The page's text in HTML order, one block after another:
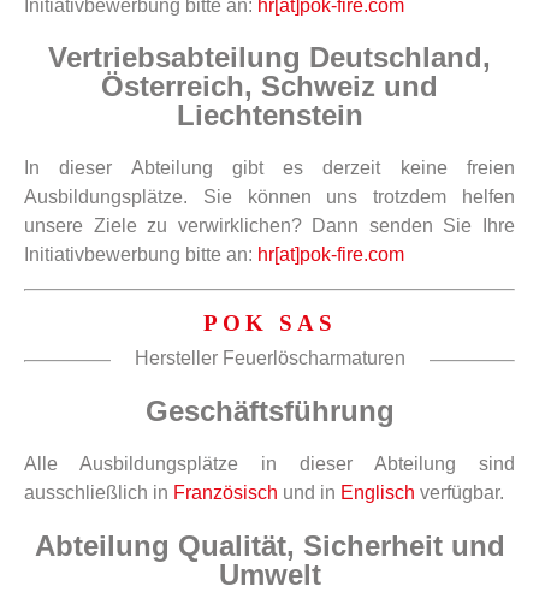
Initiativbewerbung bitte an: hr[at]pok-fire.com
Vertriebsabteilung Deutschland,
Österreich, Schweiz und
Liechtenstein
In dieser Abteilung gibt es derzeit keine freien
Ausbildungsplätze. Sie können uns trotzdem helfen
unsere Ziele zu verwirklichen? Dann senden Sie Ihre
Initiativbewerbung bitte an: hr[at]pok-fire.com
POK SAS
Hersteller Feuerlöscharmaturen
Geschäftsführung
Alle Ausbildungsplätze in dieser Abteilung sind
ausschließlich in Französisch und in Englisch verfügbar.
Abteilung Qualität, Sicherheit und
Umwelt